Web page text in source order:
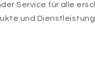
Service für alle
und